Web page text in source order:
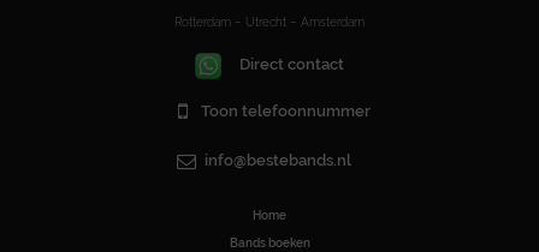
Rotterdam – Utrecht – Amsterdam
Direct contact
Toon telefoonnummer
info@bestebands.nl
Home
Bands boeken